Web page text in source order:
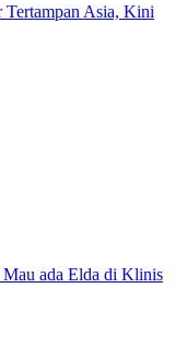
Asia, Kini
Mau ada Elda di Klinis